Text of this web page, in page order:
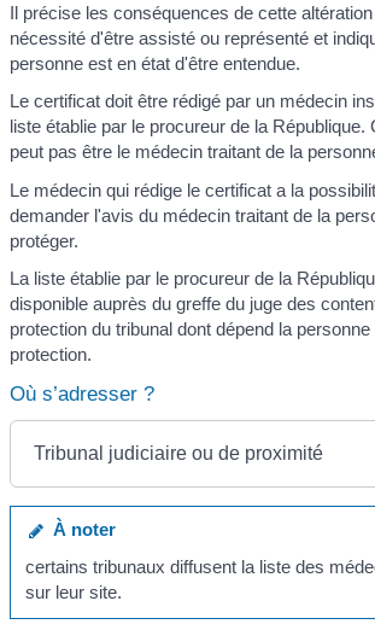
Il précise les conséquences de cette
nécessité d'être assisté ou représenté et
personne est en état d'être entendue.
Le certificat doit être rédigé par un médecin
liste établie par le procureur de la République.
peut pas être le médecin traitant de la
Le médecin qui rédige le certificat a la
demander l'avis du médecin traitant de la
protéger.
La liste établie par le procureur de la
disponible auprès du greffe du juge des
protection du tribunal dont dépend la
protection.
Où s’adresser ?
Tribunal judiciaire ou de proximité
À noter
certains tribunaux diffusent la liste des
sur leur site.